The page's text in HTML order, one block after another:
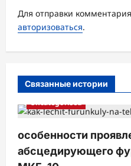
з
а
и
Для отправки
авторизоваться.
Связанные истории
Uncategorised
особенности
абсцедирующего